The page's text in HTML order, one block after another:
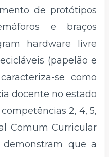
de protótipos
e braços
hardware livre
(papelão e
se como
docente no estado
2, 4, 5,
Comum Curricular
demonstram que a